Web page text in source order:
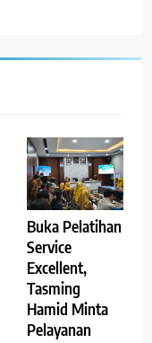
Buka Pelatihan
Service
Excellent,
Tasming
Hamid Minta
Pelayanan